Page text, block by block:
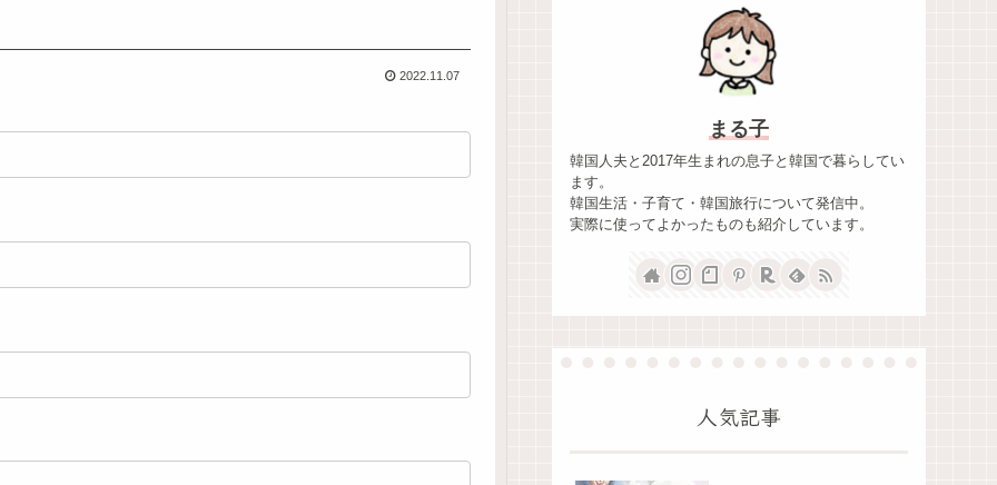
2022.11.07
まる子
韓国人夫と2017年生まれの息子と韓国で暮らしてい
ます。
韓国生活・子育て・韓国旅行について発信中。
実際に使ってよかったものも紹介しています。
人気記事